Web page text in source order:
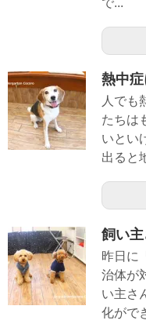
で...
熱中症
人でも
たちは
いとい
出ると
飼い主
昨日に
治体が
い主さ
化がで